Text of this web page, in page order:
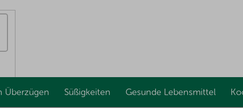
Überzügen Süßigkeiten Gesunde Lebensmittel